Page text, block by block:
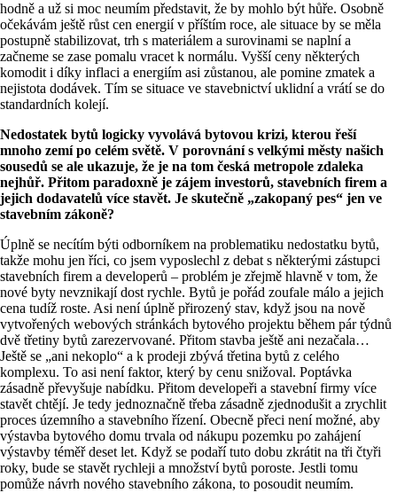
hodně a už si moc neumím představit, že by mohlo být hůře. Osobně
očekávám ještě růst cen energií v příštím roce, ale situace by se měla
postupně stabilizovat, trh s materiálem a surovinami se naplní a
začneme se zase pomalu vracet k normálu. Vyšší ceny některých
komodit i díky inflaci a energiím asi zůstanou, ale pomine zmatek a
nejistota dodávek. Tím se situace ve stavebnictví uklidní a vrátí se do
standardních kolejí.
Nedostatek bytů logicky vyvolává bytovou krizi, kterou řeší
mnoho zemí po celém světě. V porovnání s velkými městy našich
sousedů se ale ukazuje, že je na tom česká metropole zdaleka
nejhůř. Přitom paradoxně je zájem investorů, stavebních firem a
jejich dodavatelů více stavět. Je skutečně „zakopaný pes“ jen ve
stavebním zákoně?
Úplně se necítím býti odborníkem na problematiku nedostatku bytů,
takže mohu jen říci, co jsem vyposlechl z debat s některými zástupci
stavebních firem a developerů – problém je zřejmě hlavně v tom, že
nové byty nevznikají dost rychle. Bytů je pořád zoufale málo a jejich
cena tudíž roste. Asi není úplně přirozený stav, když jsou na nově
vytvořených webových stránkách bytového projektu během pár týdnů
dvě třetiny bytů zarezervované. Přitom stavba ještě ani nezačala…
Ještě se „ani nekoplo“ a k prodeji zbývá třetina bytů z celého
komplexu. To asi není faktor, který by cenu snižoval. Poptávka
zásadně převyšuje nabídku. Přitom developeři a stavební firmy více
stavět chtějí. Je tedy jednoznačně třeba zásadně zjednodušit a zrychlit
proces územního a stavebního řízení. Obecně přeci není možné, aby
výstavba bytového domu trvala od nákupu pozemku po zahájení
výstavby téměř deset let. Když se podaří tuto dobu zkrátit na tři čtyři
roky, bude se stavět rychleji a množství bytů poroste. Jestli tomu
pomůže návrh nového stavebního zákona, to posoudit neumím.